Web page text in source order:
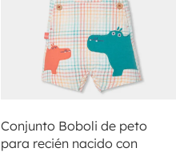
Conjunto Boboli de peto
para recién nacido con